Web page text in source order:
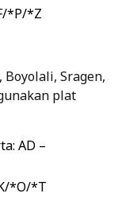
*P/*Z
Sragen,
plat
AD –
*O/*T